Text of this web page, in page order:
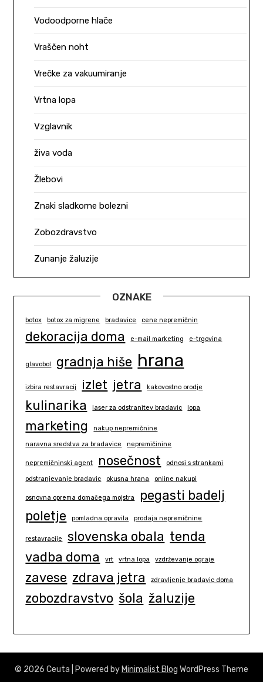
Vodoodporne hlače
Vraščen noht
Vrečke za vakuumiranje
Vrtna lopa
Vzglavnik
živa voda
Žlebovi
Znaki sladkorne bolezni
Zobozdravstvo
Zunanje žaluzije
OZNAKE
botox botox za migrene bradavice cene nepremičnin
dekoracija doma e-mail marketing e-trgovina
glavobol gradnja hiše hrana
izbira restavracij izlet jetra kakovostno orodje
kulinarika laser za odstranitev bradavic lopa
marketing nakup nepremičnine
naravna sredstva za bradavice nepremičinine
nepremičninski agent nosečnost odnosi s strankami
odstranjevanje bradavic okusna hrana online nakupi
osnovna oprema domačega mojstra
pegasti badelj
poletje
pomladna opravila prodaja nepremičnine
restavracije slovenska obala tenda
vadba doma
vrt vrtna lopa vzdrževanje ograje
zavese zdrava jetra zdravljenje bradavic doma
zobozdravstvo šola žaluzije
© 2026 Ceuta | Powered by Minimalist Blog WordPress Theme